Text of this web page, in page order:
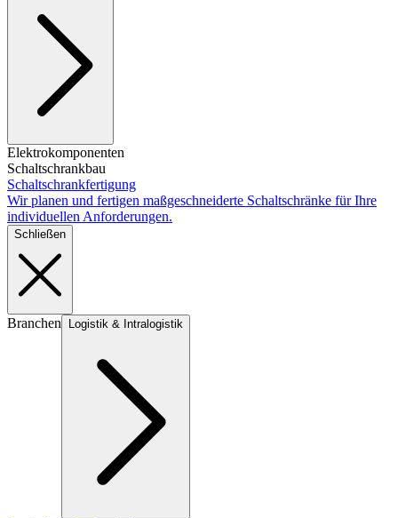
Elektrokomponenten
Schaltschrankbau
Schaltschrankfertigung
Wir planen und fertigen maßgeschneiderte Schaltschränke für Ihre
individuellen Anforderungen.
Schließen
Branchen Logistik & Intralogistik